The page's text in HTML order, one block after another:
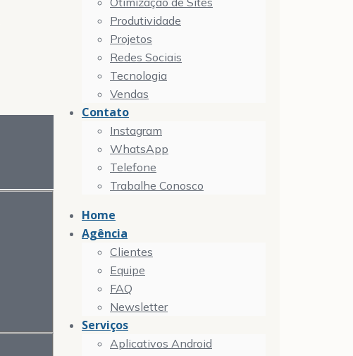
Produtividade
Projetos
Redes Sociais
Tecnologia
Vendas
Contato
Instagram
WhatsApp
Telefone
Trabalhe Conosco
Home
Agência
Clientes
Equipe
FAQ
Newsletter
Serviços
Aplicativos Android